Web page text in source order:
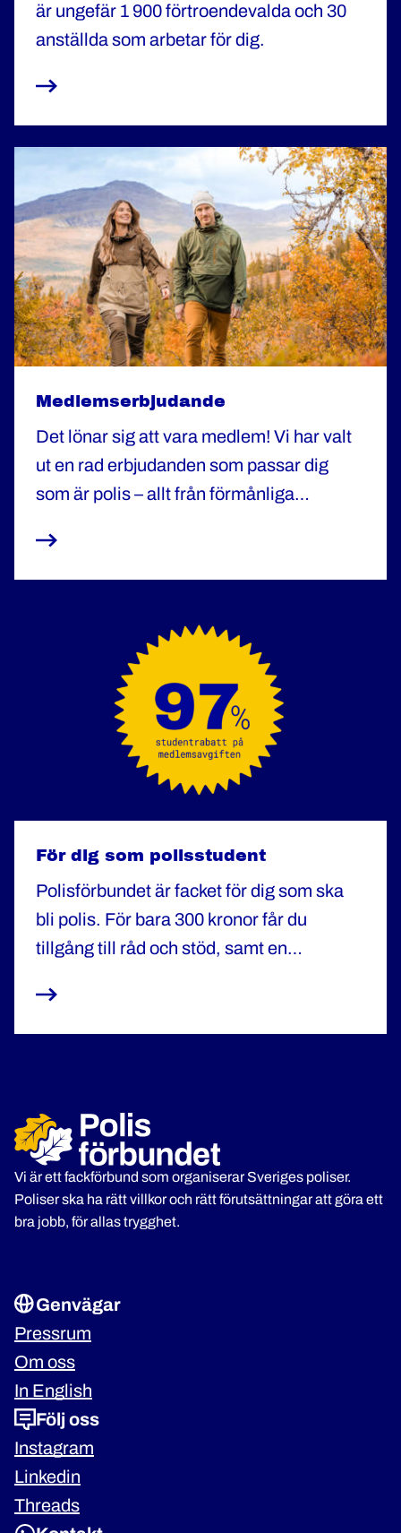
är ungefär 1 900 förtroendevalda och 30
anställda som arbetar för dig.
Medlemserbjudande
Det lönar sig att vara medlem! Vi har valt
ut en rad erbjudanden som passar dig
som är polis – allt från förmånliga
friskvård.
För dig som polisstudent
Polisförbundet är facket för dig som ska
bli polis. För bara 300 kronor får du
tillgång till råd och stöd, samt en
Vi är ett fackförbund som organiserar Sveriges poliser.
Poliser ska ha rätt villkor och rätt förutsättningar att göra ett
bra jobb, för allas trygghet.
Genvägar
Pressrum
Om oss
In English
Följ oss
Instagram
Linkedin
Threads